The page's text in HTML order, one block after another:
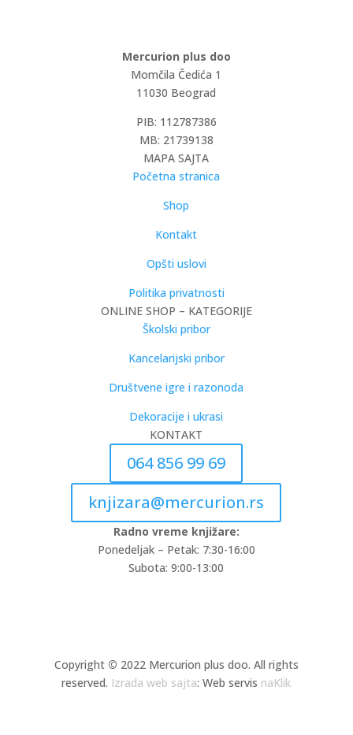
Mercurion plus doo
Momčila Čedića 1
11030 Beograd
PIB: 112787386
MB: 21739138
MAPA SAJTA
Početna stranica
Shop
Kontakt
Opšti uslovi
Politika privatnosti
ONLINE SHOP – KATEGORIJE
Školski pribor
Kancelarijski pribor
Društvene igre i razonoda
Dekoracije i ukrasi
KONTAKT
064 856 99 69
knjizara@mercurion.rs
Radno vreme knjižare:
Ponedeljak – Petak: 7:30-16:00
Subota: 9:00-13:00
Copyright © 2022 Mercurion plus doo. All rights
reserved. Izrada web sajta: Web servis naKlik